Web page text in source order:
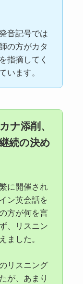
音記号では
の方がカタ
指摘してく
います。
ナ添削、
続の決め
に開催され
ン英会話を
方が何を言
、リスニン
ました。
リスニング
が、あまり